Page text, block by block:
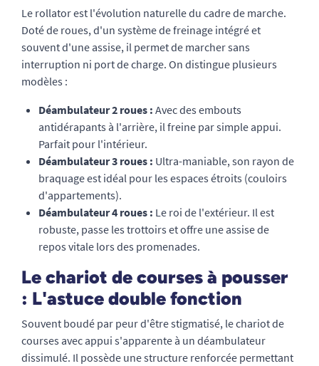
Le rollator est l'évolution naturelle du cadre de marche.
Doté de roues, d'un système de freinage intégré et
souvent d'une assise, il permet de marcher sans
interruption ni port de charge. On distingue plusieurs
modèles :
Déambulateur 2 roues : Avec des embouts
antidérapants à l'arrière, il freine par simple appui.
Parfait pour l'intérieur.
Déambulateur 3 roues : Ultra-maniable, son rayon de
braquage est idéal pour les espaces étroits (couloirs
d'appartements).
Déambulateur 4 roues : Le roi de l'extérieur. Il est
robuste, passe les trottoirs et offre une assise de
repos vitale lors des promenades.
Le chariot de courses à pousser
: L'astuce double fonction
Souvent boudé par peur d'être stigmatisé, le chariot de
courses avec appui s'apparente à un déambulateur
dissimulé. Il possède une structure renforcée permettant